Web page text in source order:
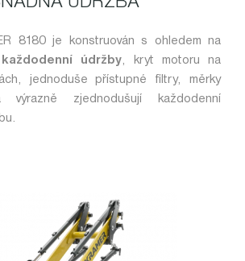
8180 je konstruován s ohledem na
údržby, kryt motoru na
jednoduše přístupné filtry, měrky
zjednodušují každodenní